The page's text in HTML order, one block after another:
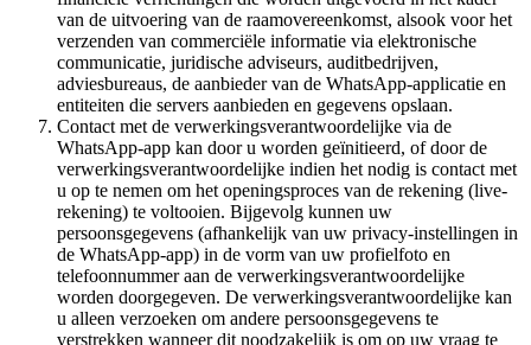
van de uitvoering van de raamovereenkomst, alsook voor het
verzenden van commerciële informatie via elektronische
communicatie, juridische adviseurs, auditbedrijven,
adviesbureaus, de aanbieder van de WhatsApp-applicatie en
entiteiten die servers aanbieden en gegevens opslaan.
Contact met de verwerkingsverantwoordelijke via de
WhatsApp-app kan door u worden geïnitieerd, of door de
verwerkingsverantwoordelijke indien het nodig is contact met
u op te nemen om het openingsproces van de rekening (live-
rekening) te voltooien. Bijgevolg kunnen uw
persoonsgegevens (afhankelijk van uw privacy-instellingen in
de WhatsApp-app) in de vorm van uw profielfoto en
telefoonnummer aan de verwerkingsverantwoordelijke
worden doorgegeven. De verwerkingsverantwoordelijke kan
u alleen verzoeken om andere persoonsgegevens te
verstrekken wanneer dit noodzakelijk is om op uw vraag te